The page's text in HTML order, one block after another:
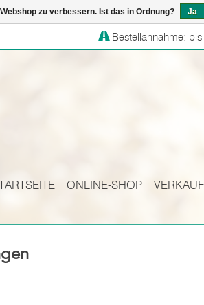
Bestellannahme: bis
ONLINE-SHOP
zu verbessern. Ist das in Ordnung? Ja